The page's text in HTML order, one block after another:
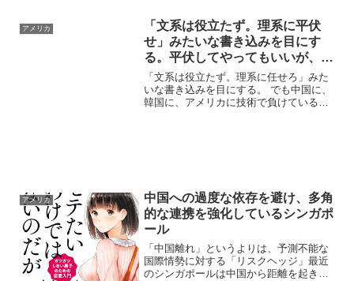
アメリカ
「文系は役立たず。理系に平伏
せ」みたいな書き込みを目にす
る。平伏してやってもいいが、中
国に、韓国に、アメリカに技術で
負けているじゃない？
「文系は役立たず。理系に任せろ」みた
いな書き込みを目にする。 でも中国に、
韓国に、アメリカに技術で負けているじ
アメリカ
中国への過度な依存を避け、多角
的な連携を強化しているシンガポ
ール
「中国離れ」というよりは、予測不能な
国際情勢に対する「リスクヘッジ」最近
のシンガポールは中国から距離を起きつ